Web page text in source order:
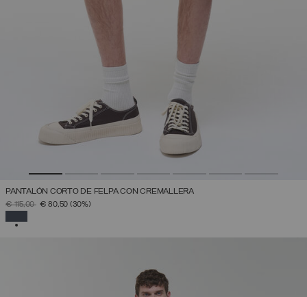
PANTALÓN CORTO DE FELPA CON CREMALLERA
PRECIO REBAJADO DE
€ 115,00A€ 80,50 (30%)